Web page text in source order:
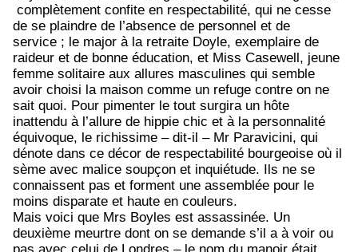
complètement confite en respectabilité, qui ne cesse
de se plaindre de l’absence de personnel et de
service ; le major à la retraite Doyle, exemplaire de
raideur et de bonne éducation, et Miss Casewell, jeune
femme solitaire aux allures masculines qui semble
avoir choisi la maison comme un refuge contre on ne
sait quoi. Pour pimenter le tout surgira un hôte
inattendu à l’allure de hippie chic et à la personnalité
équivoque, le richissime – dit-il – Mr Paravicini, qui
dénote dans ce décor de respectabilité bourgeoise où il
sème avec malice soupçon et inquiétude. Ils ne se
connaissent pas et forment une assemblée pour le
moins disparate et haute en couleurs.
Mais voici que Mrs Boyles est assassinée. Un
deuxième meurtre dont on se demande s’il a à voir ou